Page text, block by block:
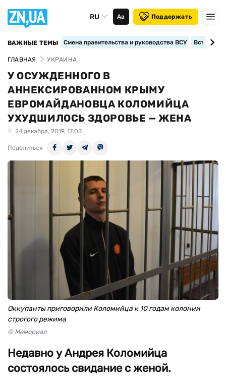
RU Аа Поддержать
ВАЖНЫЕ ТЕМЫ Смена правительства и руководства ВСУ
ГЛАВНАЯ УКРАИНА
У ОСУЖДЕННОГО В
АННЕКСИРОВАННОМ КРЫМУ
ЕВРОМАЙДАНОВЦА КОЛОМИЙЦА
УХУДШИЛОСЬ ЗДОРОВЬЕ — ЖЕНА
24 декабря, 2019, 17:03
Поделиться
Оккупанты приговорили Коломийца к 10 годам колонии
строгого режима
© Мемориал
Недавно у Андрея Коломийца
состоялось свидание с женой.